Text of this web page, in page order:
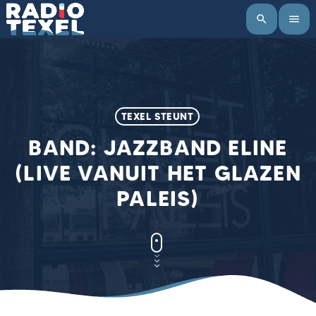
search menu
TEXEL STEUNT
BAND: JAZZBAND ELINE
(LIVE VANUIT HET GLAZEN
PALEIS)